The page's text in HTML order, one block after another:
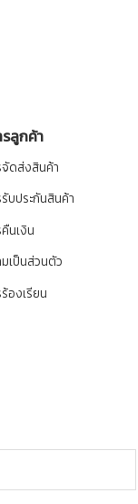
ลูกค้า
จัดส่งสินค้า
บประกันสินค้า
นเงิน
เป็นส่วนตัว
องเรียน